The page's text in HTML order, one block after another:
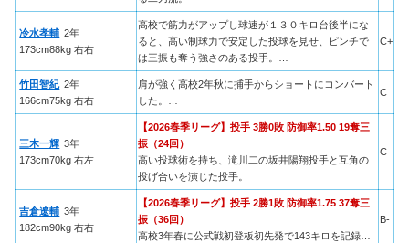
冷水孝輔 2年
173cm88kg 右右
高校で筋力がアップし球速が１３０キロ台後半にな
ると、高い制球力で安定した投球を見せ、ピンチで
は三振も奪う強さのある投手。…
C+
竹田智紀 2年
166cm75kg 右右
肩が強く高校2年秋に捕手からショートにコンバート
した。…
C
三木一輝 3年
173cm70kg 右左
【2026春季リーグ】投手 3勝0敗 防御率1.50 19奪三
振（24回）
高い投球術を持ち、滝川二の坂井陽翔投手と互角の
投げ合いを演じた投手。
C
吉倉遼輔 3年
182cm90kg 右右
【2026春季リーグ】投手 2勝1敗 防御率1.75 37奪三
振（36回）
高校3年春に公式戦初登板初先発で143キロを記録…
B-